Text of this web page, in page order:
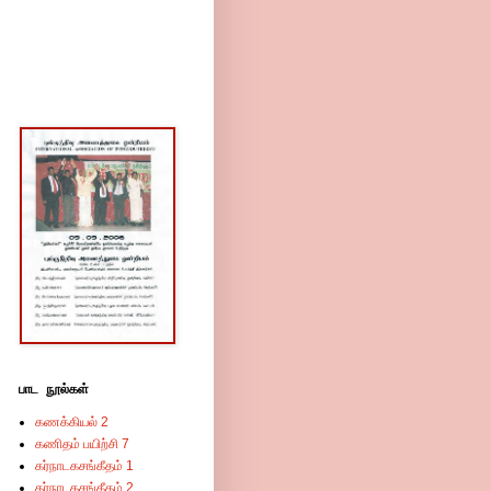
பாட நூல்கள்
கணக்கியல் 2
கணிதம் பயிற்சி 7
கர்நாடகசங்கீதம் 1